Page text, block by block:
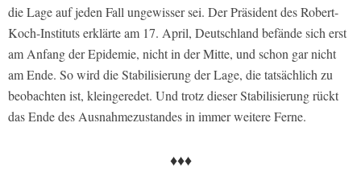
die Lage auf jeden Fall ungewisser sei. Der Präsident des Robert-
Koch-Instituts erklärte am 17. April, Deutschland befände sich erst
am Anfang der Epidemie, nicht in der Mitte, und schon gar nicht
am Ende. So wird die Stabilisierung der Lage, die tatsächlich zu
beobachten ist, kleingeredet. Und trotz dieser Stabilisierung rückt
das Ende des Ausnahmezustandes in immer weitere Ferne.
♦♦♦